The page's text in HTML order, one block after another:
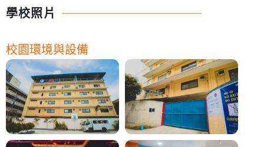
學校照片
校園環境與設備